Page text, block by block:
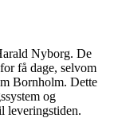
Nyborg. De
få dage, selvom
Bornholm. Dette
og
leveringstiden.